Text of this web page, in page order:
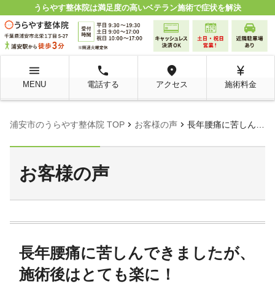
うらやす整体院は満足度の高いベテラン施術で症状を解決
menu
MENU
local_phone
電話する
room
アクセス
currency_yen
施術料金
浦安市のうらやす整体院 TOP chevron_right お客様の声 chevron_right 長年腰痛に苦しんできましたが、施術後はとても楽に！
お客様の声
長年腰痛に苦しんできましたが、
施術後はとても楽に！